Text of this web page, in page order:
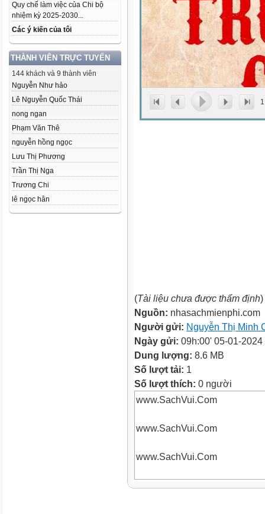
Quy chế làm việc của Chi bộ
nhiệm kỳ 2025-2030...
Các ý kiến của tôi
THÀNH VIÊN TRỰC TUYẾN
144 khách và 9 thành viên
Nguyễn Như hảo
Lê Nguyễn Quốc Thái
nong ngan
Phạm Văn Thê
nguyễn hồng ngọc
Lưu Thị Phương
Trần Thị Nga
Trương Chi
lê ngọc hân
1
(Tài liệu chưa được thẩm định)
Nguồn: nhasachmienphi.com
Người gửi: Nguyễn Thị Minh
Ngày gửi: 09h:00' 05-01-2024
Dung lượng: 8.6 MB
Số lượt tải: 1
Số lượt thích: 0 người
www.SachVui.Com
www.SachVui.Com
www.SachVui.Com